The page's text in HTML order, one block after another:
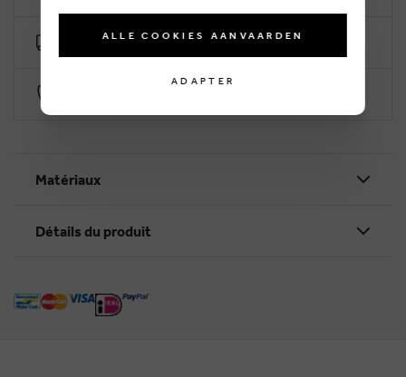
Livraison gratuite dès €50 (2-4 jours ouvrables)
Matériaux
Détails du produit
ALLE COOKIES AANVAARDEN
ADAPTER